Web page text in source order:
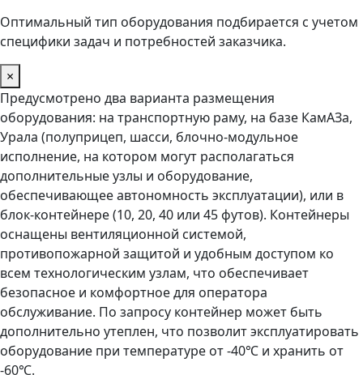
Оптимальный тип оборудования подбирается с учетом
специфики задач и потребностей заказчика.
×
Предусмотрено два варианта размещения
оборудования: на транспортную раму, на базе КамАЗа,
Урала (полуприцеп, шасси, блочно-модульное
исполнение, на котором могут располагаться
дополнительные узлы и оборудование,
обеспечивающее автономность эксплуатации), или в
блок-контейнере (10, 20, 40 или 45 футов). Контейнеры
оснащены вентиляционной системой,
противопожарной защитой и удобным доступом ко
всем технологическим узлам, что обеспечивает
безопасное и комфортное для оператора
обслуживание. По запросу контейнер может быть
дополнительно утеплен, что позволит эксплуатировать
оборудование при температуре от -40℃ и хранить от
-60℃.